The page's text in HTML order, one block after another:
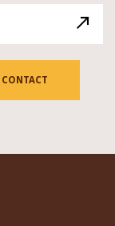
CONTACT